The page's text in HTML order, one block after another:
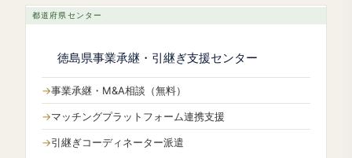
都道府県センター
徳島県事業承継・引継ぎ支援センター
事業承継・M&A相談（無料）
マッチングプラットフォーム連携支援
引継ぎコーディネーター派遣